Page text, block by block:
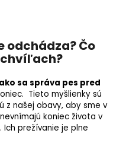
odchádza? Čo
ako sa správa pes pred
Tieto myšlienky sú
z našej obavy, aby sme v
koniec života v
prežívanie je plne